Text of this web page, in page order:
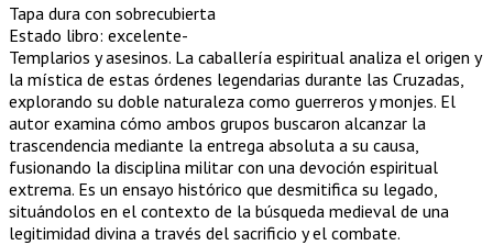
Tapa dura con sobrecubierta
Estado libro: excelente-
Templarios y asesinos. La caballería espiritual analiza el origen y
la mística de estas órdenes legendarias durante las Cruzadas,
explorando su doble naturaleza como guerreros y monjes. El
autor examina cómo ambos grupos buscaron alcanzar la
trascendencia mediante la entrega absoluta a su causa,
fusionando la disciplina militar con una devoción espiritual
extrema. Es un ensayo histórico que desmitifica su legado,
situándolos en el contexto de la búsqueda medieval de una
legitimidad divina a través del sacrificio y el combate.